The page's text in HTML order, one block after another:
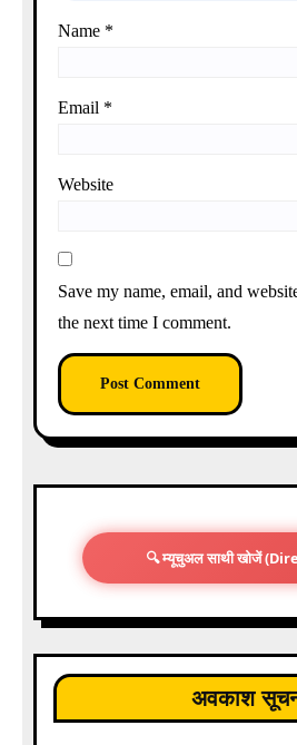
Name *
Email *
Website
Save my name, email, and
the next time I comment.
🔍 म्यूचुअल साथी खोजें
अवकाश